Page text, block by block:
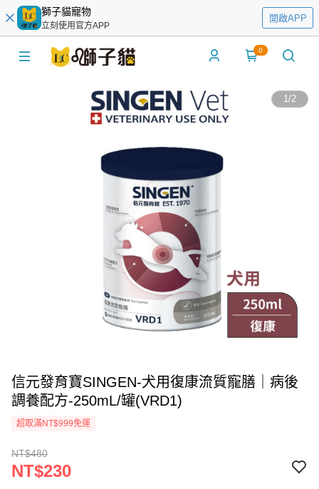
獅子貓寵物
立刻使用官方APP
開啟APP
0
1/2
信元發育寶SINGEN-犬用復康流質寵膳｜病後
調養配方-250mL/罐(VRD1)
超取滿NT$999免運
NT$480
NT$230